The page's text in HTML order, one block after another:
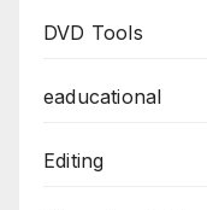
DVD Tools
eaducational
Editing